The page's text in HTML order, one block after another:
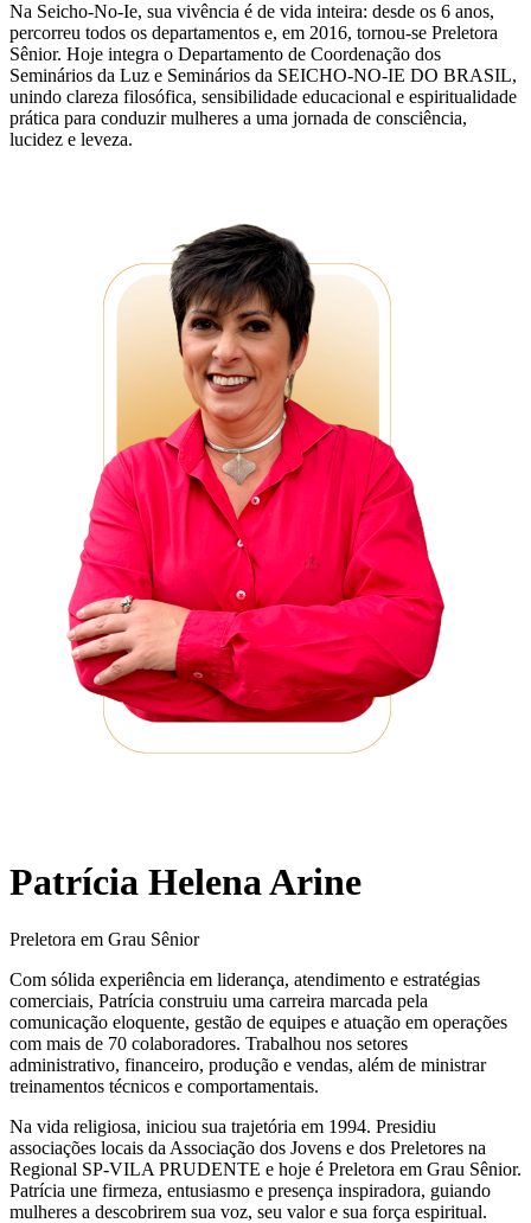
Na Seicho-No-Ie, sua vivência é de vida inteira: desde os 6 anos,
percorreu todos os departamentos e, em 2016, tornou-se Preletora
Sênior. Hoje integra o Departamento de Coordenação dos
Seminários da Luz e Seminários da SEICHO-NO-IE DO BRASIL,
unindo clareza filosófica, sensibilidade educacional e espiritualidade
prática para conduzir mulheres a uma jornada de consciência,
lucidez e leveza.
Patrícia Helena Arine
Preletora em Grau Sênior
Com sólida experiência em liderança, atendimento e estratégias
comerciais, Patrícia construiu uma carreira marcada pela
comunicação eloquente, gestão de equipes e atuação em operações
com mais de 70 colaboradores. Trabalhou nos setores
administrativo, financeiro, produção e vendas, além de ministrar
treinamentos técnicos e comportamentais.
Na vida religiosa, iniciou sua trajetória em 1994. Presidiu
associações locais da Associação dos Jovens e dos Preletores na
Regional SP-VILA PRUDENTE e hoje é Preletora em Grau Sênior.
Patrícia une firmeza, entusiasmo e presença inspiradora, guiando
mulheres a descobrirem sua voz, seu valor e sua força espiritual.